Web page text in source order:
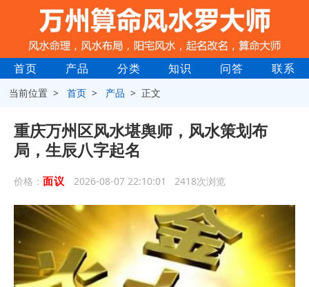
首页 产品 分类 知识 问答 联系
当前位置 >首页 > 产品 > 正文
重庆万州区风水堪舆师，风水策划布
局，生辰八字起名
价格： 面议 2026-08-07 22:10:01 2418次浏览